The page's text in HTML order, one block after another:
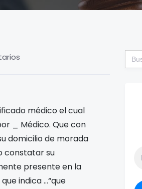
médico el cual
_ Médico. Que con
domicilio de morada
constatar su
presente en la
indica …“que